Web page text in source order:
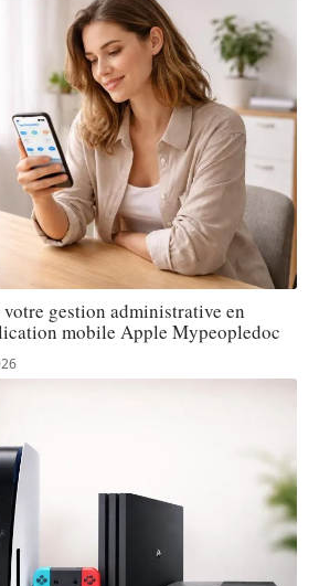
gestion administrative en
mobile Apple Mypeopledoc